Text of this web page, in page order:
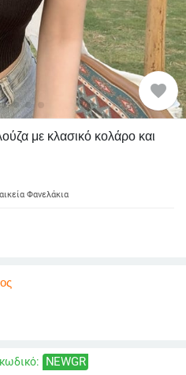
favorite
με κλασικό κολάρο και
Φανελάκια
NEWGR